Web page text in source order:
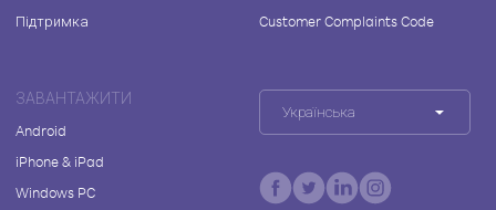
Підтримка
Customer Complaints Code
ЗАВАНТАЖИТИ
Android
iPhone & iPad
Windows PC
Українська